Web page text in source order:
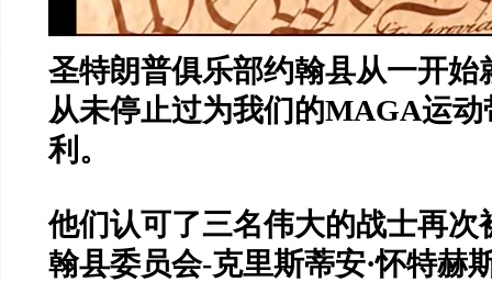
圣特朗普俱乐部约翰县从一开始
从未停止过为我们的MAGA运
利。
他们认可了三名伟大的战士再次
翰县委员会-克里斯蒂安·怀特赫